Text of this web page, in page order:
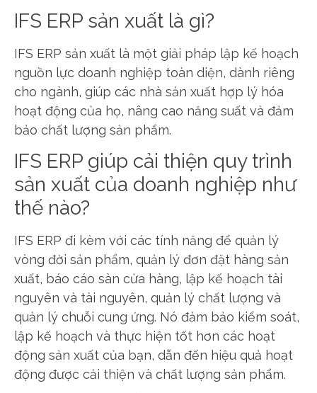
IFS ERP sản xuất là gì?
IFS ERP sản xuất là một giải pháp lập kế hoạch
nguồn lực doanh nghiệp toàn diện, dành riêng
cho ngành, giúp các nhà sản xuất hợp lý hóa
hoạt động của họ, nâng cao năng suất và đảm
bảo chất lượng sản phẩm.
IFS ERP giúp cải thiện quy trình
sản xuất của doanh nghiệp như
thế nào?
IFS ERP đi kèm với các tính năng để quản lý
vòng đời sản phẩm, quản lý đơn đặt hàng sản
xuất, báo cáo sàn cửa hàng, lập kế hoạch tài
nguyên và tài nguyên, quản lý chất lượng và
quản lý chuỗi cung ứng. Nó đảm bảo kiểm soát,
lập kế hoạch và thực hiện tốt hơn các hoạt
động sản xuất của bạn, dẫn đến hiệu quả hoạt
động được cải thiện và chất lượng sản phẩm.